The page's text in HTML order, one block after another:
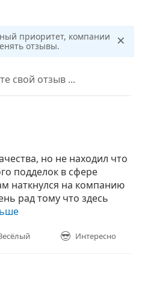
приоритет, компании
отзывы.
×
свой отзыв ...
но не находил что
подделок в сфере
наткнулся на компанию
рад тому что здесь
Интересно